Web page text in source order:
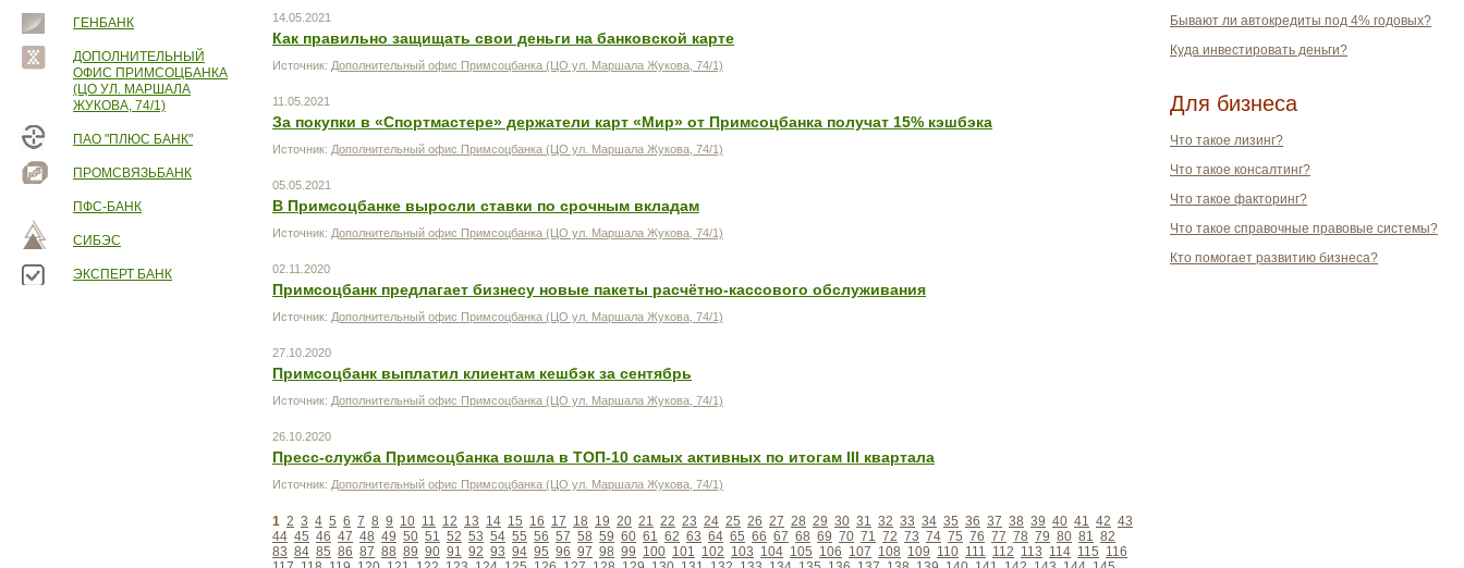
ГЕНБАНК
ДОПОЛНИТЕЛЬНЫЙ
ОФИС ПРИМСОЦБАНКА
(ЦО УЛ. МАРШАЛА
ЖУКОВА, 74/1)
ПАО "ПЛЮС БАНК"
ПРОМСВЯЗЬБАНК
ПФС-БАНК
СИБЭС
ЭКСПЕРТ БАНК
14.05.2021
Как правильно защищать свои деньги на банковской карте
Источник: Дополнительный офис Примсоцбанка (ЦО ул. Маршала Жукова, 74/1)
11.05.2021
За покупки в «Спортмастере» держатели карт «Мир» от Примсоцбанка получат 15% кэшбэка
Источник: Дополнительный офис Примсоцбанка (ЦО ул. Маршала Жукова, 74/1)
05.05.2021
В Примсоцбанке выросли ставки по срочным вкладам
Источник: Дополнительный офис Примсоцбанка (ЦО ул. Маршала Жукова, 74/1)
02.11.2020
Примсоцбанк предлагает бизнесу новые пакеты расчётно-кассового обслуживания
Источник: Дополнительный офис Примсоцбанка (ЦО ул. Маршала Жукова, 74/1)
27.10.2020
Примсоцбанк выплатил клиентам кешбэк за сентябрь
Источник: Дополнительный офис Примсоцбанка (ЦО ул. Маршала Жукова, 74/1)
26.10.2020
Пресс-служба Примсоцбанка вошла в ТОП-10 самых активных по итогам III квартала
Источник: Дополнительный офис Примсоцбанка (ЦО ул. Маршала Жукова, 74/1)
1 2 3 4 5 6 7 8 9 10 11 12 13 14 15 16 17 18 19 20 21 22 23 24 25 26 27 28 29 30 31 32 33 34 35 36 37 38 39 40 41 42 43
44 45 46 47 48 49 50 51 52 53 54 55 56 57 58 59 60 61 62 63 64 65 66 67 68 69 70 71 72 73 74 75 76 77 78 79 80 81 82
83 84 85 86 87 88 89 90 91 92 93 94 95 96 97 98 99 100 101 102 103 104 105 106 107 108 109 110 111 112 113 114 115 116
Бывают ли автокредиты под 4% годовых?
Куда инвестировать деньги?
Для бизнеса
Что такое лизинг?
Что такое консалтинг?
Что такое факторинг?
Что такое справочные правовые системы?
Кто помогает развитию бизнеса?